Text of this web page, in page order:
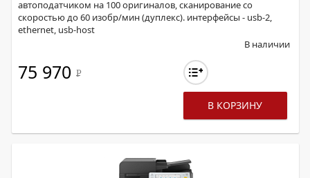
автоподатчиком на 100 оригиналов, сканирование со
скоростью до 60 изобр/мин (дуплекс). интерфейсы - usb-2,
ethernet, usb-host
В наличии
75 970 Р
В КОРЗИНУ